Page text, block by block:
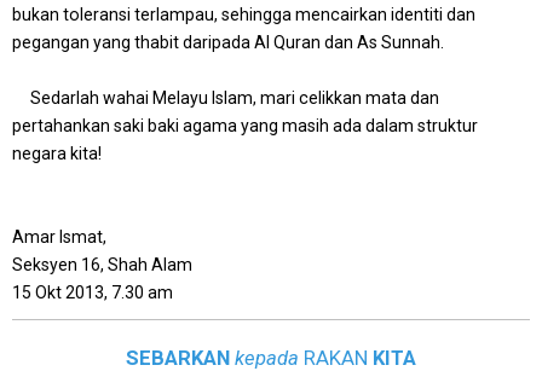
bukan toleransi terlampau, sehingga mencairkan identiti dan
pegangan yang thabit daripada Al Quran dan As Sunnah.
Sedarlah wahai Melayu Islam, mari celikkan mata dan
pertahankan saki baki agama yang masih ada dalam struktur
negara kita!
Amar Ismat,
Seksyen 16, Shah Alam
15 Okt 2013, 7.30 am
SEBARKAN kepada RAKAN KITA